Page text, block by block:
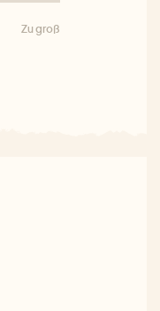
Zu groß